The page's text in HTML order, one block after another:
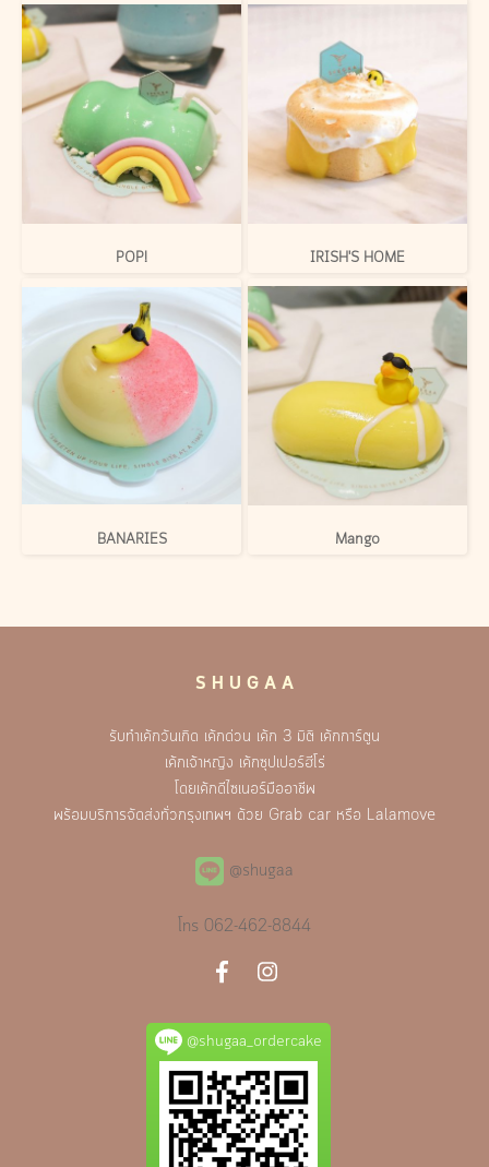
POP! IRISH'S HOME
BANARIES Mango
S H U G A A
รับทำเค้กวันเกิด เค้กด่วน เค้ก 3 มิติ เค้กการ์ตูน
เค้กเจ้าหญิง เค้กซุปเปอร์ฮีโร่
โดยเค้กดีไซเนอร์มืออาชีพ
พร้อมบริการจัดส่งทั่วกรุงเทพฯ ด้วย Grab car หรือ Lalamove
@shugaa
โทร 062-462-8844
@shugaa_ordercake